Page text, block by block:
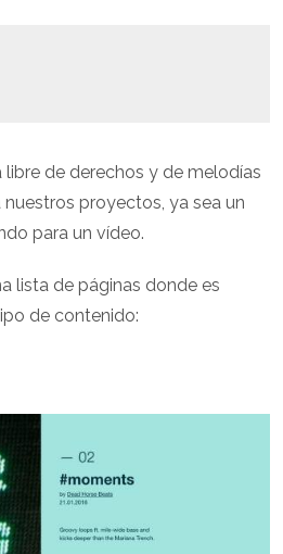
de derechos y de melodías
proyectos, ya sea un
para un vídeo.
lista de páginas donde es
de contenido: